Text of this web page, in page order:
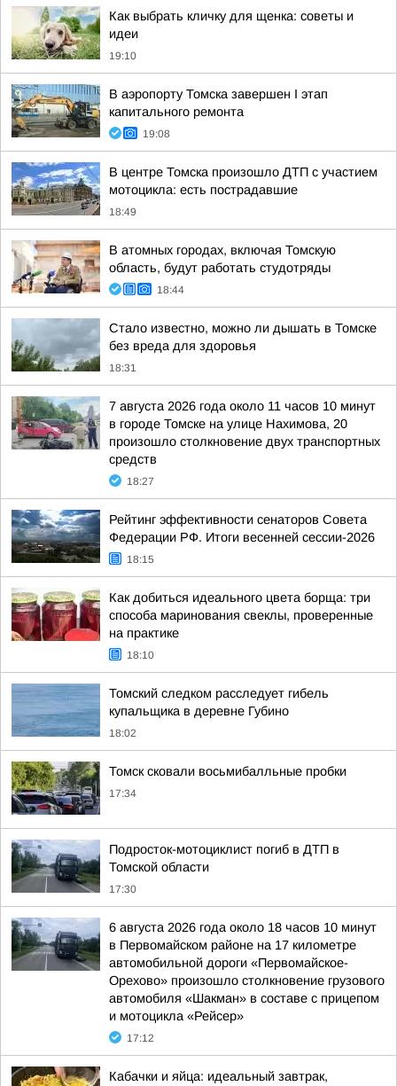
Как выбрать кличку для щенка: советы и
идеи
19:10
В аэропорту Томска завершен I этап
капитального ремонта
19:08
В центре Томска произошло ДТП с участием
мотоцикла: есть пострадавшие
18:49
В атомных городах, включая Томскую
область, будут работать студотряды
18:44
Стало известно, можно ли дышать в Томске
без вреда для здоровья
18:31
7 августа 2026 года около 11 часов 10 минут
в городе Томске на улице Нахимова, 20
произошло столкновение двух транспортных
средств
18:27
Рейтинг эффективности сенаторов Совета
Федерации РФ. Итоги весенней сессии-2026
18:15
Как добиться идеального цвета борща: три
способа маринования свеклы, проверенные
на практике
18:10
Томский следком расследует гибель
купальщика в деревне Губино
18:02
Томск сковали восьмибалльные пробки
17:34
Подросток-мотоциклист погиб в ДТП в
Томской области
17:30
6 августа 2026 года около 18 часов 10 минут
в Первомайском районе на 17 километре
автомобильной дороги «Первомайское-
Орехово» произошло столкновение грузового
автомобиля «Шакман» в составе с прицепом
и мотоцикла «Рейсер»
17:12
Кабачки и яйца: идеальный завтрак,